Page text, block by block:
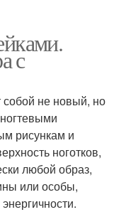
с
собой не новый, но
рисункам и
ноготков,
любой образ,
или особы,